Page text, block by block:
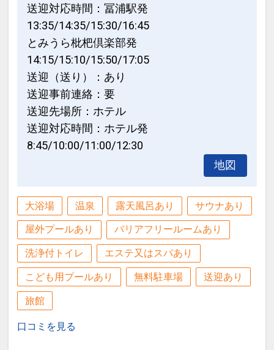
・20時以降ご到着の場合はご夕食がご用
意できないこともございます。予めご了
承ください。
・電子たばこの禁煙室でのご利用は禁止
とさせて頂いております。
設定期間：2022年5月10日～2027年6月
30日
インターネットコース番号：DP-2-
送迎対応時間：冨浦駅発
13:35/14:35/15:30/16:45
とみうら枇杷倶楽部発
14:15/15:10/15:50/17:05
送迎（送り）：あり
送迎事前連絡：要
送迎先場所：ホテル
送迎対応時間：ホテル発
8:45/10:00/11:00/12:30
地図
大浴場 温泉 露天風呂あり サウナあり
屋外プールあり バリアフリールームあり
洗浄付トイレ エステ又はスパあり
こども用プールあり 無料駐車場 送迎あり
旅館
口コミを見る